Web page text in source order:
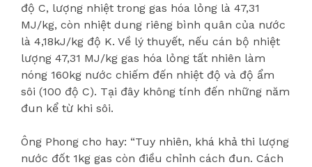
độ C, lượng nhiệt trong gas hóa lỏng là 47,31
MJ/kg, còn nhiệt dung riêng bình quân của nước
là 4,18kJ/kg độ K. Về lý thuyết, nếu cán bộ nhiệt
lượng 47,31 MJ/kg gas hóa lỏng tất nhiên làm
nóng 160kg nước chiếm đến nhiệt độ và độ ẩm
sôi (100 độ C). Tại đây không tính đến những năm
đun kể từ khi sôi.
Ông Phong cho hay: “Tuy nhiên, khá khả thi lượng
nước đốt 1kg gas còn điều chỉnh cách đun. Cách